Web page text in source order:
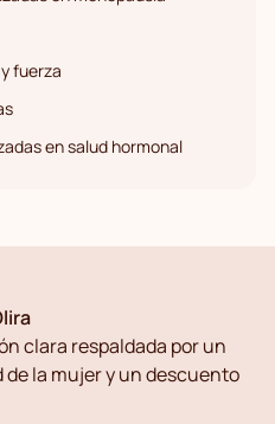
fuerza
en salud hormonal
clara respaldada por un
la mujer y un descuento